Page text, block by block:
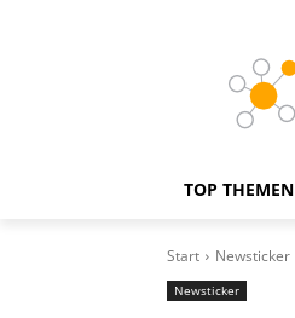
TOP THEMEN
Start Newsticker
Newsticker